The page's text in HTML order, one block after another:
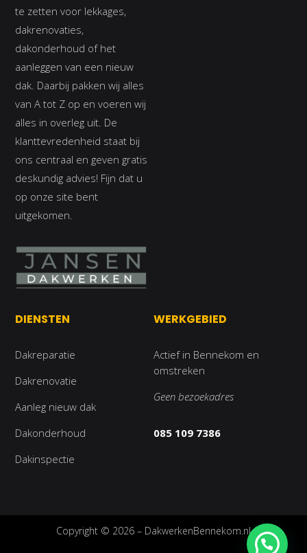
te zetten voor lekkages,
dakrenovaties,
dakonderhoud of het
aanleggen van een nieuw
dak. Daarbij pakken wij alles
van A tot Z op en voeren wij
alles in overleg uit. De
klanttevredenheid staat bij
ons centraal en geven gratis
deskundig advies! Fijn dat u
op onze site bent
uitgekomen.
DIENSTEN
Dakreparatie
Dakrenovatie
Aanleg nieuw dak
Dakonderhoud
Dakinspectie
WERKGEBIED
Actief in Bennekom en
omstreken
Geen bezoekadres
085 109 7386
Copyright © 2026 – DakwerkenBennekom.nl